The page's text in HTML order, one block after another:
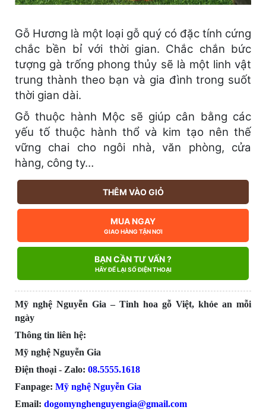
Gỗ Hương là một loại gỗ quý có đặc tính cứng
chắc bền bỉ với thời gian. Chắc chắn bức
tượng gà trống phong thủy sẽ là một linh vật
trung thành theo bạn và gia đình trong suốt
thời gian dài.
Gỗ thuộc hành Mộc sẽ giúp cân bằng các
yếu tố thuộc hành thổ và kim tạo nên thế
vững chai cho ngôi nhà, văn phòng, cửa
hàng, công ty…
THÊM VÀO GIỎ
MUA NGAY
GIAO HÀNG TẬN NƠI
BẠN CẦN TƯ VẤN ?
HÃY ĐỂ LẠI SỐ ĐIỆN THOẠI
Mỹ nghệ Nguyễn Gia – Tinh hoa gỗ Việt, khỏe an mỗi
ngày
Thông tin liên hệ:
Mỹ nghệ Nguyễn Gia
Điện thoại - Zalo: 08.5555.1618
Fanpage: Mỹ nghệ Nguyễn Gia
Email: dogomynghenguyengia@gmail.com